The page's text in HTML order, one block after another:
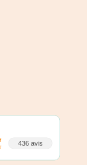
436 avis